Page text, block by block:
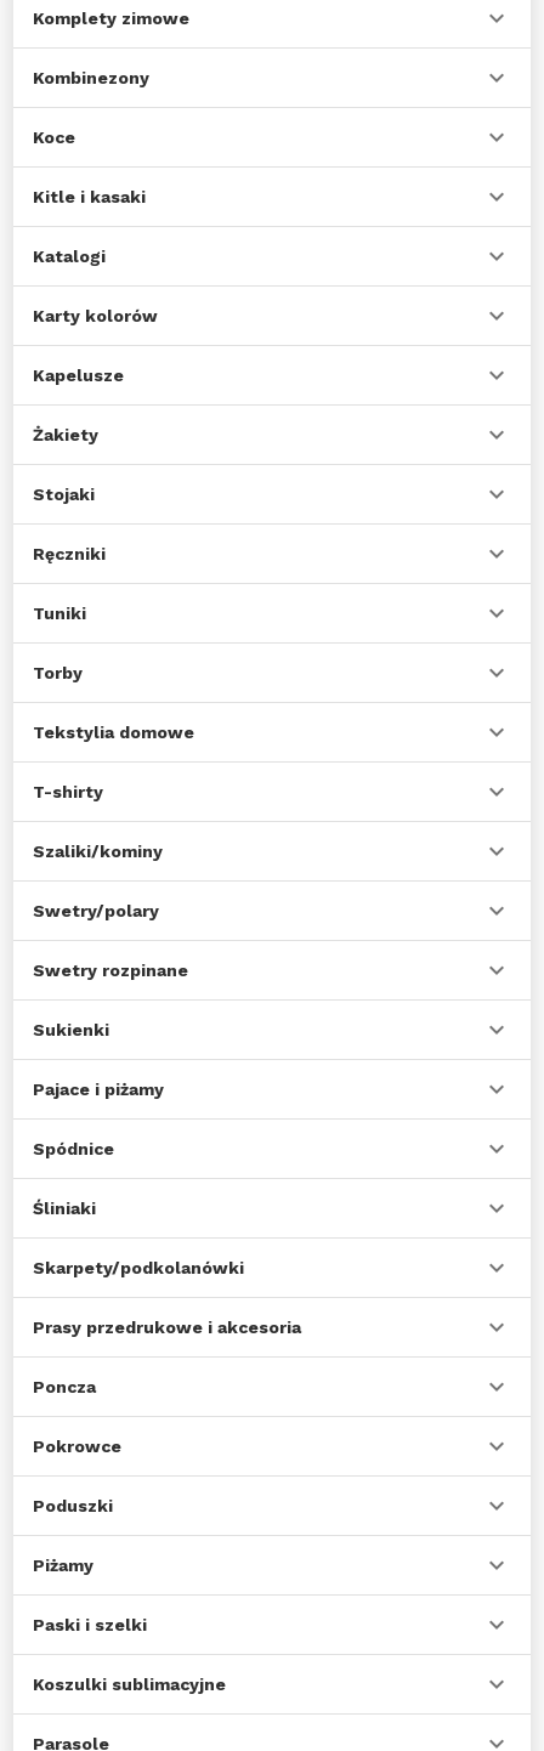
Komplety zimowe
Kombinezony
Koce
Kitle i kasaki
Katalogi
Karty kolorów
Kapelusze
Żakiety
Stojaki
Ręczniki
Tuniki
Torby
Tekstylia domowe
T-shirty
Szaliki/kominy
Swetry/polary
Swetry rozpinane
Sukienki
Pajace i piżamy
Spódnice
Śliniaki
Skarpety/podkolanówki
Prasy przedrukowe i akcesoria
Poncza
Pokrowce
Poduszki
Piżamy
Paski i szelki
Koszulki sublimacyjne
Parasole